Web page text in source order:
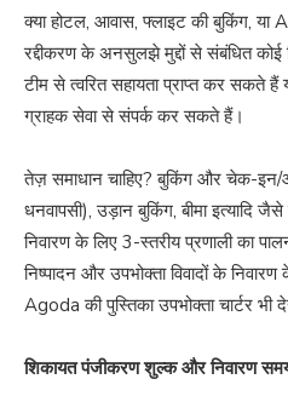
क्या होटल, आवास, फ्लाइट की बुकिंग,
रद्दीकरण के अनसुलझे मुद्दों से संबंधित
टीम से त्वरित सहायता प्राप्त कर सकते हैं
ग्राहक सेवा से संपर्क कर सकते हैं।
तेज़ समाधान चाहिए? बुकिंग और चेक-
धनवापसी), उड़ान बुकिंग, बीमा इत्यादि
निवारण के लिए 3-स्तरीय प्रणाली का
निष्पादन और उपभोक्ता विवादों के
Agoda की पुस्तिका उपभोक्ता चार्टर
शिकायत पंजीकरण शुल्क और निवारण